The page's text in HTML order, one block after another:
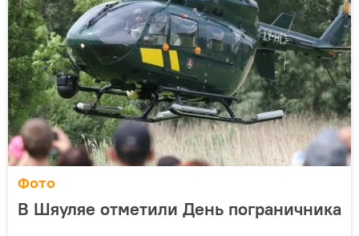
Фото
В Шяуляе отметили День пограничника